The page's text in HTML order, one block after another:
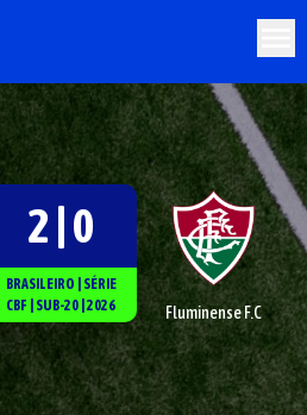
2 | 0
BRASILEIRO
SÉRIE
CBF
SUB-20 2026 Fluminense F.C